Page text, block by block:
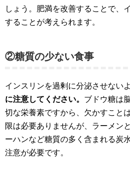
しょう。肥満を改善することで、
することが考えられます。
②糖質の少ない食事
インスリンを過剰に分泌させないよ
に注意してください。 ブドウ糖は
切な栄養素ですから、欠かすこと
限は必要ありませんが、ラーメン
ーハンなど糖質の多く含まれる炭
注意が必要です。